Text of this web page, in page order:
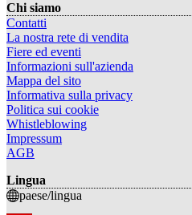
Chi siamo
Contatti
La nostra rete di vendita
Fiere ed eventi
Informazioni sull'azienda
Mappa del sito
Informativa sulla privacy
Politica sui cookie
Whistleblowing
Impressum
AGB
Lingua
paese/lingua